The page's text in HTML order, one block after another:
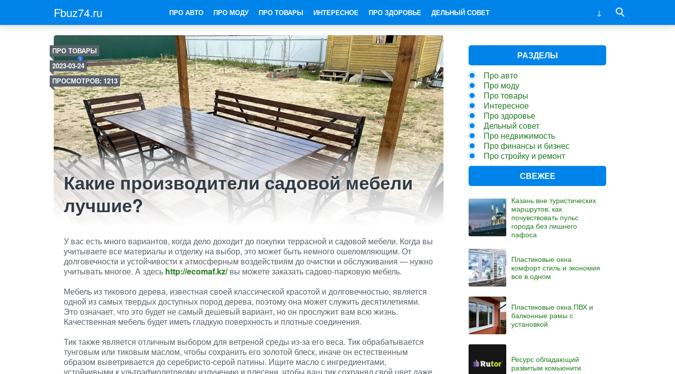
Fbuz74.ru ПРО АВТО ПРО МОДУ ПРО ТОВАРЫ ИНТЕРЕСНОЕ ПРО ЗДОРОВЬЕ ДЕЛЬНЫЙ СОВЕТ
ПРО ТОВАРЫ
2023-03-24
ПРОСМОТРОВ: 1213
Какие производители садовой мебели
лучшие?
У вас есть много вариантов, когда дело доходит до покупки террасной и садовой мебели. Когда вы
учитываете все материалы и отделку на выбор, это может быть немного ошеломляющим. От
долговечности и устойчивости к атмосферным воздействиям до очистки и обслуживания — нужно
учитывать многое. А здесь http://ecomaf.kz/вы можете заказать садово-парковую мебель.
Мебель из тикового дерева, известная своей классической красотой и долговечностью, является
одной из самых твердых доступных пород дерева, поэтому она может служить десятилетиями.
Это означает, что это будет не самый дешевый вариант, но он прослужит вам всю жизнь.
Качественная мебель будет иметь гладкую поверхность и плотные соединения.
Тик также является отличным выбором для ветреной среды из-за его веса. Тик обрабатывается
тунговым или тиковым маслом, чтобы сохранить его золотой блеск, иначе он естественным
образом выветривается до серебристо-серой патины. Ищите масло с ингредиентами,
РАЗДЕЛЫ
Про авто
Про моду
Про товары
Интересное
Про здоровье
Дельный совет
Про недвижимость
Про финансы и бизнес
Про стройку и ремонт
СВЕЖЕЕ
Казань вне туристических
маршрутов: как
почувствовать пульс
города без лишнего
пафоса
Пластиковые окна
комфорт стиль и экономия
все в одном
Пластиковые окна ПВХ и
балконные рамы с
установкой
Ресурс обладающий
развитым комьюнити